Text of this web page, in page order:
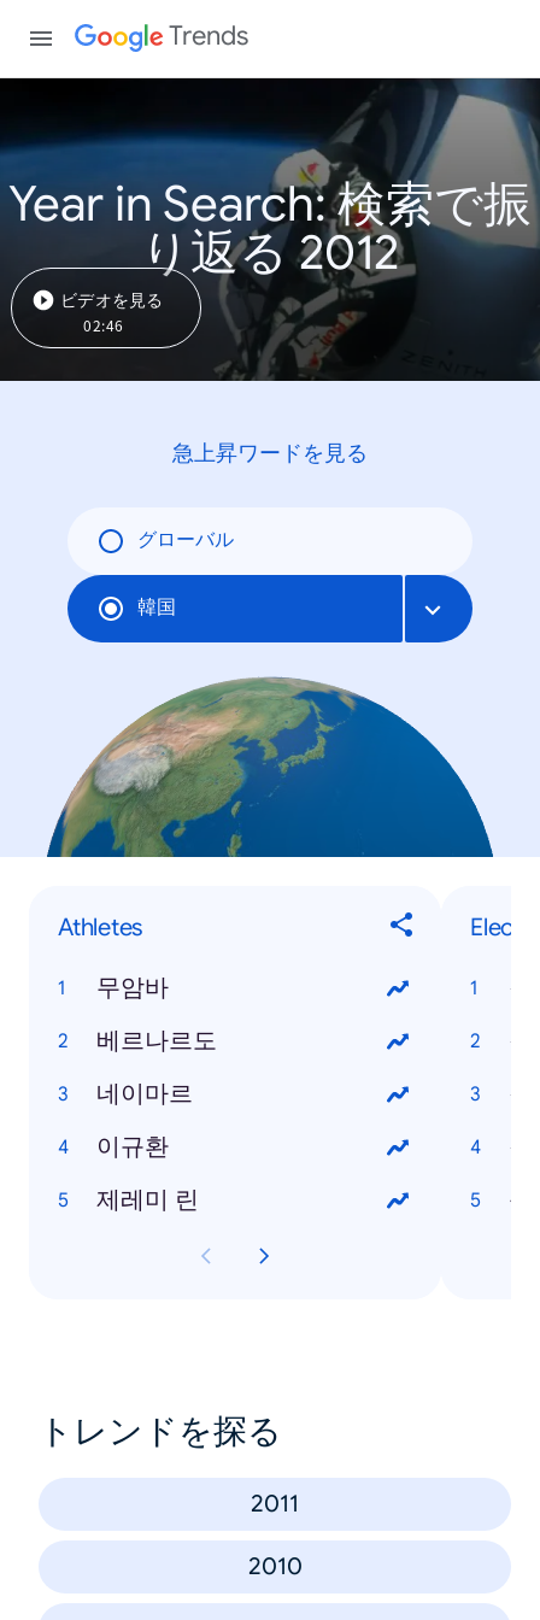
Trends
Year in Search: 検索で振
り返る 2012
ビデオを見る
02:46
急上昇ワードを見る
グローバル
韓国
Athletes
무암바
베르나르도
네이마르
이규환
제레미 린
갤
갤
갤
갤
옵
トレンドを探る
2011
2010